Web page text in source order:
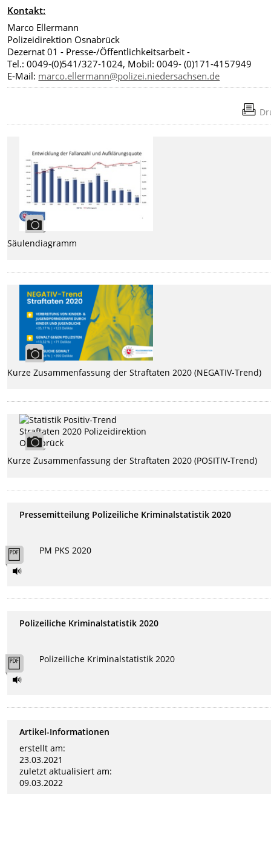
Kontakt:
Marco Ellermann
Polizeidirektion Osnabrück
Dezernat 01 - Presse-/Öffentlichkeitsarbeit -
Tel.: 0049-(0)541/327-1024, Mobil: 0049- (0)171-4157949
E-Mail: marco.ellermann@polizei.niedersachsen.de
Säulendiagramm
Kurze Zusammenfassung der Straftaten 2020 (NEGATIV-Trend)
Kurze Zusammenfassung der Straftaten 2020 (POSITIV-Trend)
Pressemitteilung Polizeiliche Kriminalstatistik 2020
PM PKS 2020
Polizeiliche Kriminalstatistik 2020
Polizeiliche Kriminalstatistik 2020
Artikel-Informationen
erstellt am:
23.03.2021
zuletzt aktualisiert am:
09.03.2022